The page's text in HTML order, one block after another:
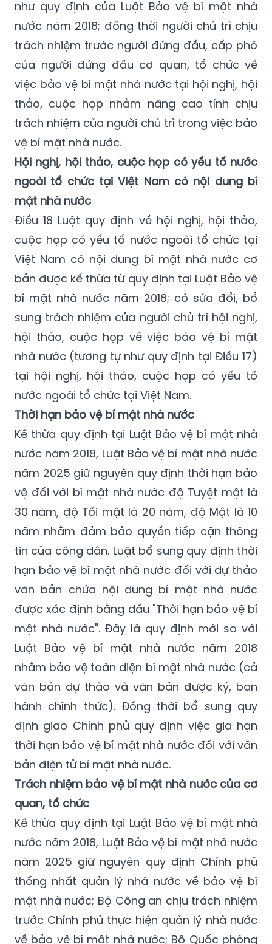
như quy định của Luật Bảo vệ bí mật nhà
nước năm 2018; đồng thời người chủ trì chịu
trách nhiệm trước người đứng đầu, cấp phó
của người đứng đầu cơ quan, tổ chức về
việc bảo vệ bí mật nhà nước tại hội nghị, hội
thảo, cuộc họp nhằm nâng cao tính chịu
trách nhiệm của người chủ trì trong việc bảo
vệ bí mật nhà nước.
Hội nghị, hội thảo, cuộc họp có yếu tố nước
ngoài tổ chức tại Việt Nam có nội dung bí
mật nhà nước
Điều 18 Luật quy định về hội nghị, hội thảo,
cuộc họp có yếu tố nước ngoài tổ chức tại
Việt Nam có nội dung bí mật nhà nước cơ
bản được kế thừa từ quy định tại Luật Bảo vệ
bí mật nhà nước năm 2018; có sửa đổi, bổ
sung trách nhiệm của người chủ trì hội nghị,
hội thảo, cuộc họp về việc bảo vệ bí mật
nhà nước (tương tự như quy định tại Điều 17)
tại hội nghị, hội thảo, cuộc họp có yếu tố
nước ngoài tổ chức tại Việt Nam.
Thời hạn bảo vệ bí mật nhà nước
Kế thừa quy định tại Luật Bảo vệ bí mật nhà
nước năm 2018, Luật Bảo vệ bí mật nhà nước
năm 2025 giữ nguyên quy định thời hạn bảo
vệ đối với bí mật nhà nước độ Tuyệt mật là
30 năm, độ Tối mật là 20 năm, độ Mật là 10
năm nhằm đảm bảo quyền tiếp cận thông
tin của công dân. Luật bổ sung quy định thời
hạn bảo vệ bí mật nhà nước đối với dự thảo
văn bản chứa nội dung bí mật nhà nước
được xác định bằng dấu "Thời hạn bảo vệ bí
mật nhà nước". Đây là quy định mới so với
Luật Bảo vệ bí mật nhà nước năm 2018
nhằm bảo vệ toàn diện bí mật nhà nước (cả
văn bản dự thảo và văn bản được ký, ban
hành chính thức). Đồng thời bổ sung quy
định giao Chính phủ quy định việc gia hạn
thời hạn bảo vệ bí mật nhà nước đối với văn
bản điện tử bí mật nhà nước.
Trách nhiệm bảo vệ bí mật nhà nước của cơ
quan, tổ chức
Kế thừa quy định tại Luật Bảo vệ bí mật nhà
nước năm 2018, Luật Bảo vệ bí mật nhà nước
năm 2025 giữ nguyên quy định Chính phủ
thống nhất quản lý nhà nước về bảo vệ bí
mật nhà nước; Bộ Công an chịu trách nhiệm
trước Chính phủ thực hiện quản lý nhà nước
về bảo vệ bí mật nhà nước; Bộ Quốc phòng